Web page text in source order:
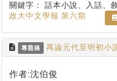
關鍵字： 話本小說、入話、
政大中文學報 第六期
專題稿 再論元代至明初小
作者:沈伯俊